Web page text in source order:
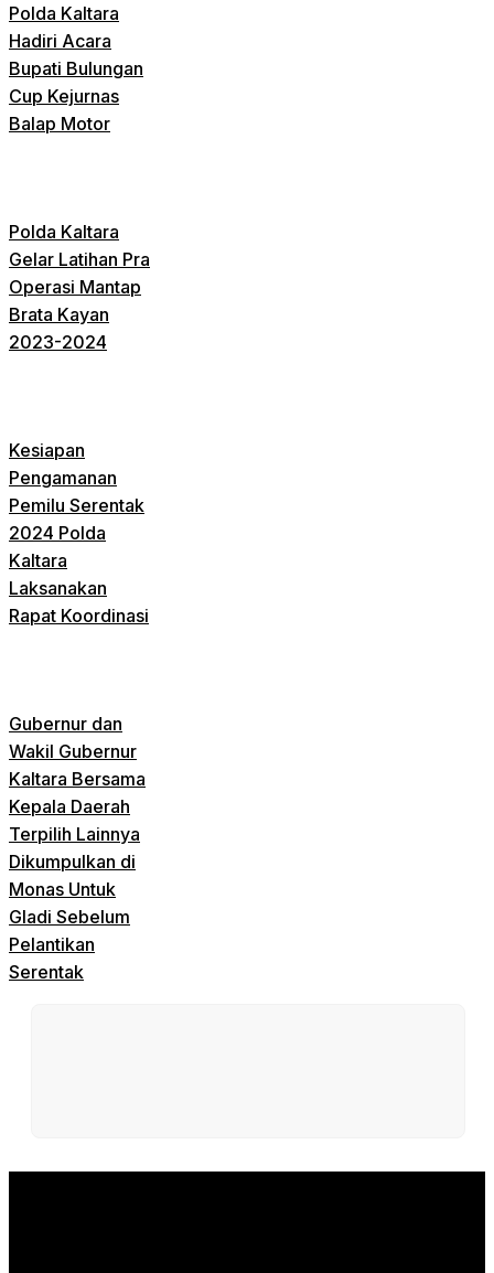
Polda Kaltara
Hadiri Acara
Bupati Bulungan
Cup Kejurnas
Balap Motor
Polda Kaltara
Gelar Latihan Pra
Operasi Mantap
Brata Kayan
2023-2024
Kesiapan
Pengamanan
Pemilu Serentak
2024 Polda
Kaltara
Laksanakan
Rapat Koordinasi
Gubernur dan
Wakil Gubernur
Kaltara Bersama
Kepala Daerah
Terpilih Lainnya
Dikumpulkan di
Monas Untuk
Gladi Sebelum
Pelantikan
Serentak